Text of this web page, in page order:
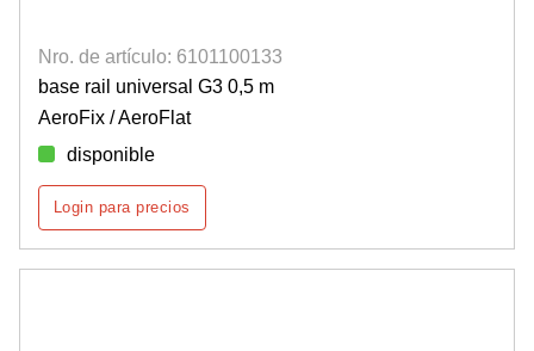
Nro. de artículo: 6101100133
base rail universal G3 0,5 m
AeroFix / AeroFlat
disponible
Login para precios